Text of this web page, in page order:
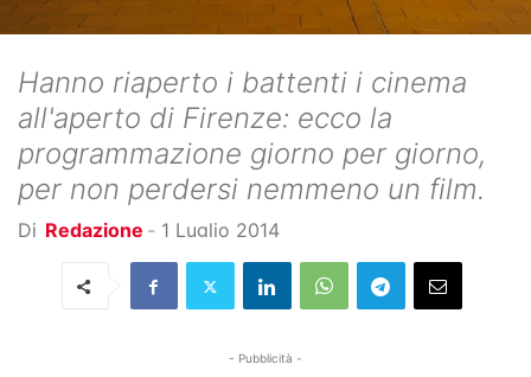
Hanno riaperto i battenti i cinema
all'aperto di Firenze: ecco la
programmazione giorno per giorno,
per non perdersi nemmeno un film.
Di Redazione - 1 Luglio 2014
- Pubblicità -